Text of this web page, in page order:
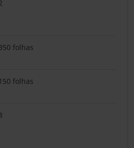
folhas
150 folhas